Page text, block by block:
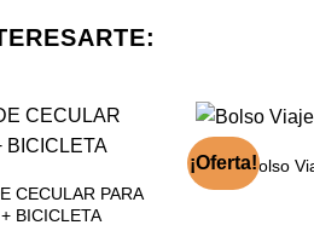
CECULAR PARA
BICICLETA
¡Oferta!Bolso